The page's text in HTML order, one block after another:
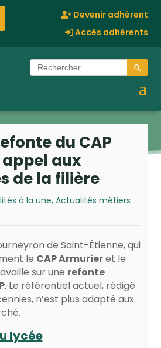
Devenir adhérent
Accès adhérents
Search
for:
Search Button
du CAP
aux
de la filière
à la une, Actualités métiers
de Saint-Étienne, qui
le CAP Armurieret le
sur une refonte
. Le référentiel actuel, rédigé
n’est plus adapté aux
lycée